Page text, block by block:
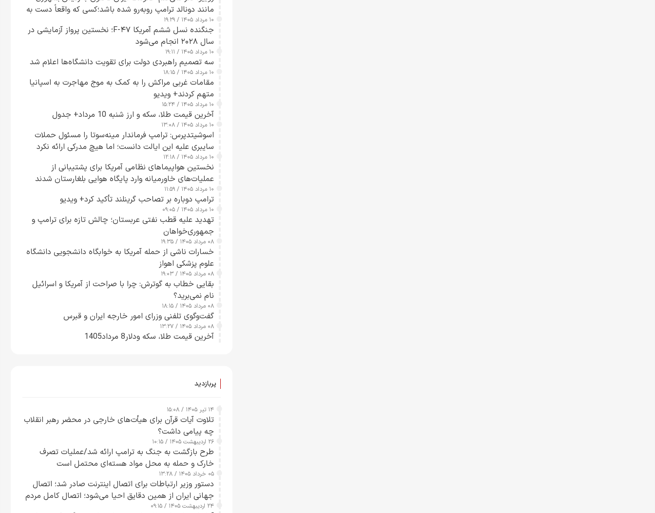
مانند دونالد ترامپ روبه‌رو شده باشد؛کسی که واقعاً دست به
اقدام می‌زند
۱۰ مرداد ۱۴۰۵ / ۱۹:۲۹
جنگنده نسل ششم آمریکا F-۴۷؛ نخستین پرواز آزمایشی در
سال ۲۰۲۸ انجام می‌شود
۱۰ مرداد ۱۴۰۵ / ۱۹:۱۱
سه تصمیم راهبردی دولت برای تقویت دانشگاه‌ها اعلام شد
۱۰ مرداد ۱۴۰۵ / ۱۸:۱۵
مقامات غربی مراکش را به کمک به موج مهاجرت به اسپانیا
متهم کردند+ ویدیو
۱۰ مرداد ۱۴۰۵ / ۱۵:۲۴
آخرین قیمت طلا، سکه و ارز شنبه 10 مرداد+ جدول
۱۰ مرداد ۱۴۰۵ / ۱۳:۰۸
اسوشیتدپرس: ترامپ فرماندار مینه‌سوتا را مسئول حملات
سایبری علیه این ایالت دانست؛ اما هیچ مدرکی ارائه نکرد
۱۰ مرداد ۱۴۰۵ / ۱۲:۱۸
نخستین هواپیماهای نظامی آمریکا برای پشتیبانی از
عملیات‌های خاورمیانه وارد پایگاه هوایی بلغارستان شدند
۱۰ مرداد ۱۴۰۵ / ۱۱:۵۹
ترامپ دوباره بر تصاحب گرینلند تأکید کرد+ ویدیو
۱۰ مرداد ۱۴۰۵ / ۰۹:۰۵
تهدید علیه قطب نفتی عربستان؛ چالش تازه برای ترامپ و
جمهوری‌خواهان
۰۸ مرداد ۱۴۰۵ / ۱۹:۳۵
خسارات ناشی از حمله آمریکا به خوابگاه دانشجویی دانشگاه
علوم پزشکی اهواز
۰۸ مرداد ۱۴۰۵ / ۱۹:۰۳
بقایی خطاب به گوترش: چرا با صراحت از آمریکا و اسرائیل
نام نمی‌برید؟
۰۸ مرداد ۱۴۰۵ / ۱۸:۱۵
گفت‌وگوی تلفنی وزرای امور خارجه ایران و قبرس
۰۸ مرداد ۱۴۰۵ / ۱۳:۲۷
آخرین قیمت طلا، سکه ودلار8 مرداد1405
پربازدید
۱۴ تیر ۱۴۰۵ / ۱۵:۰۸
تلاوت آیات قرآن برای هیأت‌های خارجی در محضر رهبر انقلاب
چه پیامی داشت؟
۲۶ اردیبهشت ۱۴۰۵ / ۱۰:۱۵
طرح‌ بازگشت به جنگ به ترامپ ارائه شد/عملیات تصرف
خارک و حمله به محل مواد هسته‌ای محتمل است
۰۵ خرداد ۱۴۰۵ / ۱۳:۲۸
دستور وزیر ارتباطات برای اتصال اینترنت صادر شد؛ اتصال
جهانی ایران از همین دقایق احیا می‌شود؛ اتصال کامل مردم
تا ۲۴ ساعت آینده
۲۴ اردیبهشت ۱۴۰۵ / ۰۹:۱۵